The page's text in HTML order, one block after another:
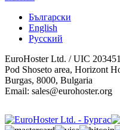
Български
English
Русский
EuroHoster Ltd. / UIC
Pod Shoseto area, Horizont
Burgas, 8000, Bulgaria
Email: sales@eurohoster.org